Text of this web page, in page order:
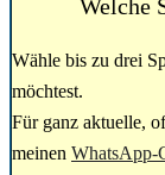
Welche
Wähle bis zu drei
möchtest.
Für ganz aktuelle,
meinen WhatsApp-